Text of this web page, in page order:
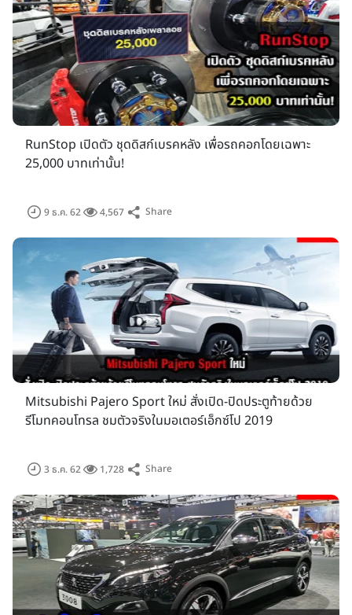
RunStop เปิดตัว ชุดดิสก์เบรคหลัง เพื่อรถคอกโดยเฉพาะ
25,000 บาทเท่านั้น!
9 ธ.ค. 62 4,567 Share
Mitsubishi Pajero Sport ใหม่ สั่งเปิด-ปิดประตูท้ายด้วย
รีโมทคอนโทรล ชมตัวจริงในมอเตอร์เอ็กซ์โป 2019
3 ธ.ค. 62 1,728 Share